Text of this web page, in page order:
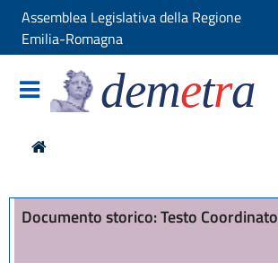
Assemblea Legislativa della Regione
Emilia-Romagna
demetra
Documento storico: Testo Coordinato